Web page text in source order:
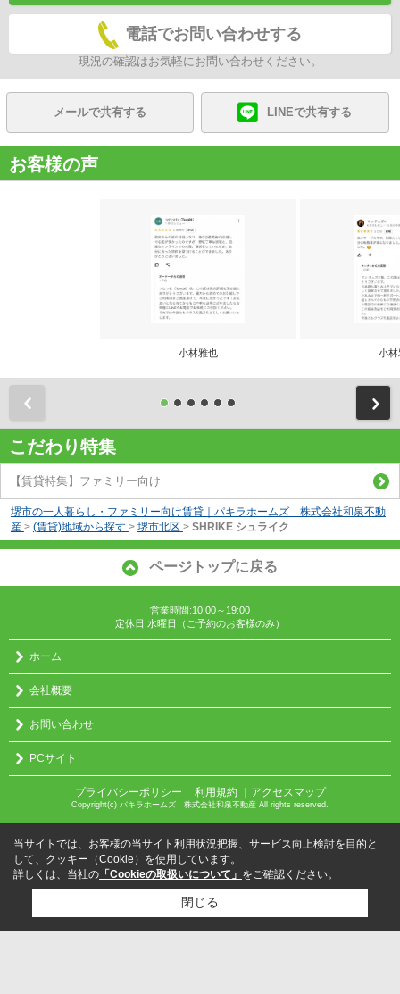
電話でお問い合わせする
現況の確認はお気軽にお問い合わせください。
メールで共有する LINEで共有する
お客様の声
小林雅也 小林
こだわり特集
【賃貸特集】ファミリー向け
堺市の一人暮らし・ファミリー向け賃貸｜パキラホームズ 株式会社和泉不動
産 > (賃貸)地域から探す > 堺市北区 > SHRIKE シュライク
ページトップに戻る
営業時間:10:00～19:00
定休日:水曜日（ご予約のお客様のみ）
ホーム
会社概要
お問い合わせ
PCサイト
プライバシーポリシー 利用規約 ｜アクセスマップ
Copyright(c) パキラホームズ 株式会社和泉不動産 All rights reserved.
当サイトでは、お客様の当サイト利用状況把握、サービス向上検討を目的と
して、クッキー（Cookie）を使用しています。
詳しくは、当社の 「Cookieの取扱いについて」 をご確認ください。
閉じる